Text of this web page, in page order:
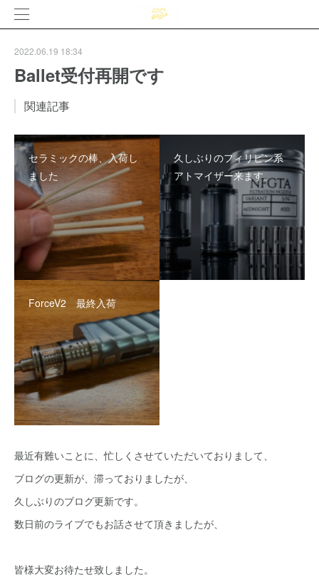
2022.06.19 18:34
Ballet受付再開です
関連記事
セラミックの棒、入荷し
ました
久しぶりのフィリピン系
アトマイザー来ます。
ForceV2 最終入荷
最近有難いことに、忙しくさせていただいておりまして、
ブログの更新が、滞っておりましたが、
久しぶりのブログ更新です。
数日前のライブでもお話させて頂きましたが、
皆様大変お待たせ致しました。